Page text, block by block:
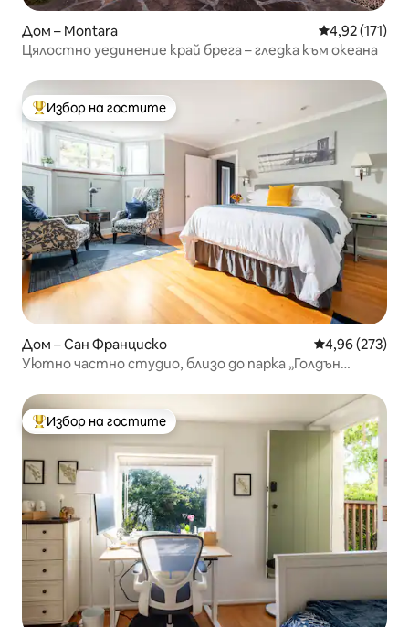
Дом – Montara Средна
4,92 (171)
Цялостно уединение край брега – гледка към океана
Най-популярен избор на гостите
Избор на гостите
Дом – Сан Франциско Средна
4,96 (273)
Уютно частно студио, близо до парка „Голдън
Най-популярен избор на гостите
Избор на гостите